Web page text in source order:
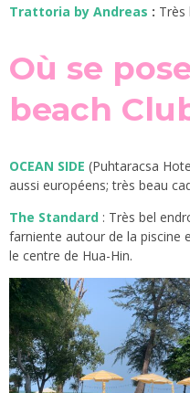
Trattoria by Andreas : Très
Où se
beach
OCEAN SIDE (Puhtaracsa
aussi européens; très beau
The Standard : Très bel
farniente autour de la piscine
le centre de Hua-Hin.